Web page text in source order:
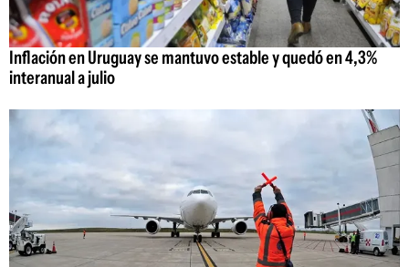
Inflación en Uruguay se mantuvo estable y quedó en 4,3%
interanual a julio